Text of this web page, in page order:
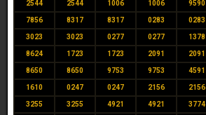
2544 2544 1006 1006 9590
7856 8317 8317 0283 0283
3023 3023 0277 0277 1378
8624 1723 1723 2091 2091
8650 8650 9753 9753 4591
1610 0247 0247 2156 2156
3255 3255 4921 4921 3774